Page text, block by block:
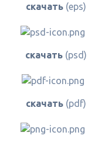
скачать (eps)
скачать (psd)
скачать (pdf)